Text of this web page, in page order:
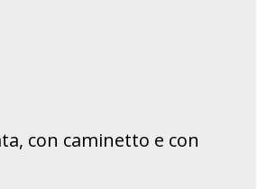
con caminetto e con